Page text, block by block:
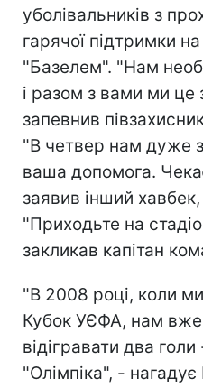
уболівальників з
гарячої підтримки
"Базелем". "Нам
і разом з вами ми це
запевнив
"В четвер нам дуже
ваша допомога.
заявив інший
"Приходьте на
закликав капітан
"В 2008 році, коли
Кубок УЄФА, нам
відігравати два
"Олімпіка", -